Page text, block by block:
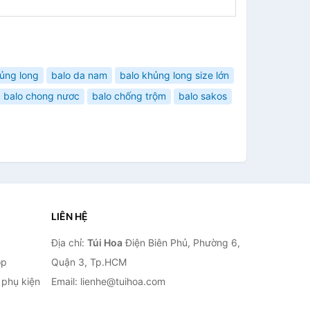
long balo da nam
balo khủng long size lớn
balo chong nươc balo chống trộm
balo sakos
kiện
LIÊN HỆ
Địa chỉ: Túi HoaĐiện Biên Phủ, Phường 6,
Quận 3, Tp.HCM
Email: lienhe@tuihoa.com